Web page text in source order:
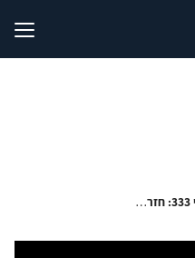
פודקאסטרטגי 333: חזרה ללחימה - דיון מומחים | צומת טראמפ-איראן | המאבק הטכנולוגי והמזה"ת